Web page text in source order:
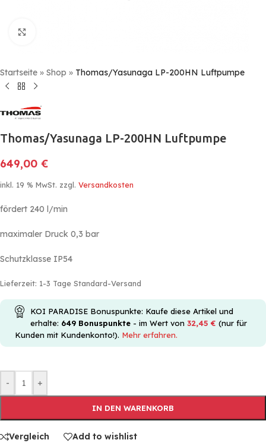
Startseite » Shop » Thomas/Yasunaga LP-200HN Luftpumpe
Thomas/Yasunaga LP-200HN Luftpumpe
649,00 €
inkl. 19 % MwSt. zzgl. Versandkosten
fördert 240 l/min
maximaler Druck 0,3 bar
Schutzklasse IP54
Lieferzeit: 1-3 Tage Standard-Versand
KOI PARADISE Bonuspunkte: Kaufe diese Artikel und
erhalte: 649 Bonuspunkte - im Wert von 32,45 € (nur für
Kunden mit Kundenkonto!). Mehr erfahren.
- +
IN DEN WARENKORB
Vergleich Add to wishlist